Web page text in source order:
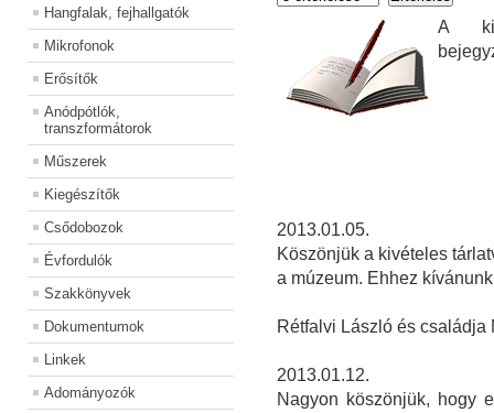
Hangfalak, fejhallgatók
Mikrofonok
Erősítők
Anódpótlók,
transzformátorok
Műszerek
Kiegészítők
Csődobozok
Évfordulók
Szakkönyvek
Dokumentumok
Linkek
Adományozók
A
2013.01.05.
Köszönjük a kivételes
a múzeum. Ehhez
Rétfalvi László és családja
2013.01.12.
Nagyon köszönjük, hogy